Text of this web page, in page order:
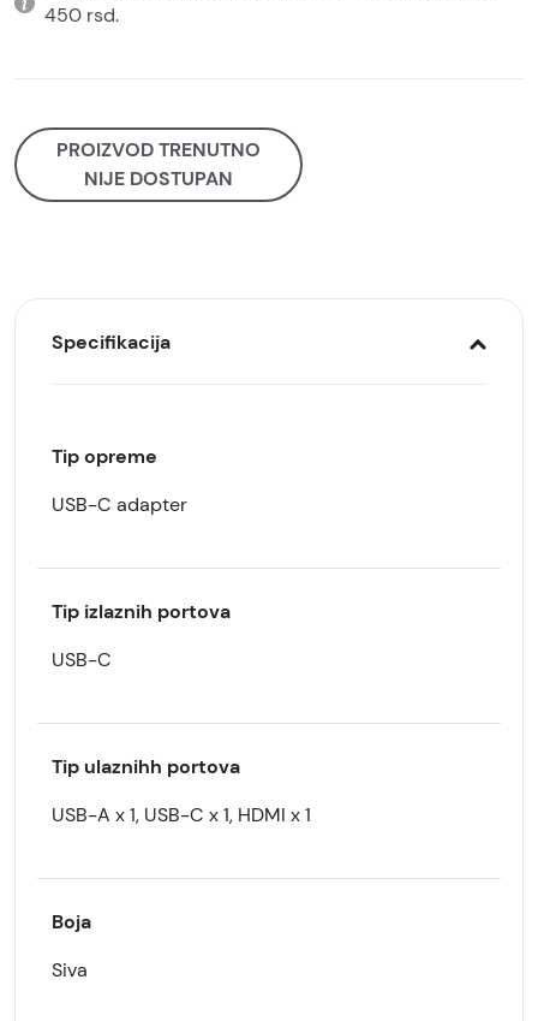
450 rsd.
PROIZVOD TRENUTNO
NIJE DOSTUPAN
Specifikacija
Tip opreme
USB-C adapter
Tip izlaznih portova
USB-C
Tip ulaznihh portova
USB-A x 1, USB-C x 1, HDMI x 1
Boja
Siva